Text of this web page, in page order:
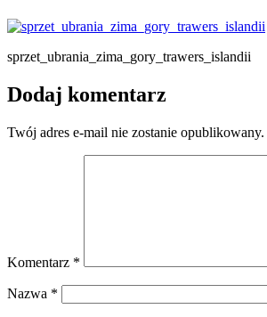
sprzet_ubrania_zima_gory_trawers_islandii
Dodaj komentarz
Twój adres e-mail nie zostanie opublikowany.
Komentarz *
Nazwa *